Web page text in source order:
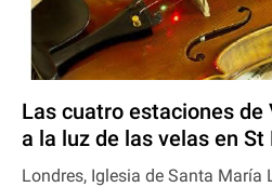
Las cuatro estaciones de
a la luz de las velas en
Londres, Iglesia de Santa María